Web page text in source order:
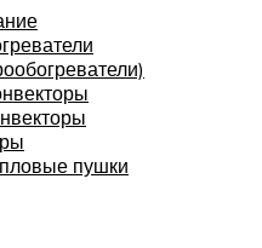
пушки